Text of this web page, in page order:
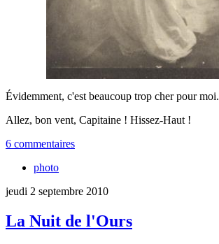
Évidemment, c'est beaucoup trop cher pour moi.
Allez, bon vent, Capitaine ! Hissez-Haut !
6 commentaires
photo
jeudi 2 septembre 2010
La Nuit de l'Ours